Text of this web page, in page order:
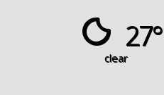
27°
clear